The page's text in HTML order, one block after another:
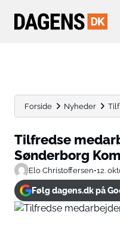
Forside Nyheder
Tilfredse
Sønderborg
Elo Christoffersen•12.
Følg dagens.dk på